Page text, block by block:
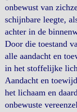
onbewust van
schijnbare leegte,
achter in de
Door die toestand
alle aandacht en
in het stoffelijke
Aandacht en
het lichaam en
onbewuste